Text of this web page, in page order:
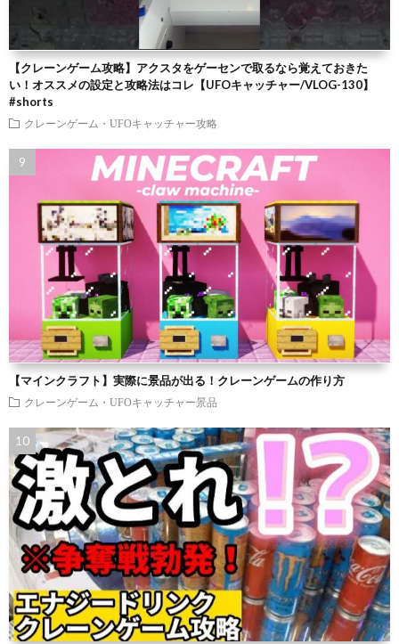
【クレーンゲーム攻略】アクスタをゲーセンで取るなら覚えておきた
い！オススメの設定と攻略法はコレ【UFOキャッチャー/VLOG-130】
#shorts
クレーンゲーム・UFOキャッチャー攻略
【マインクラフト】実際に景品が出る！クレーンゲームの作り方
クレーンゲーム・UFOキャッチャー景品